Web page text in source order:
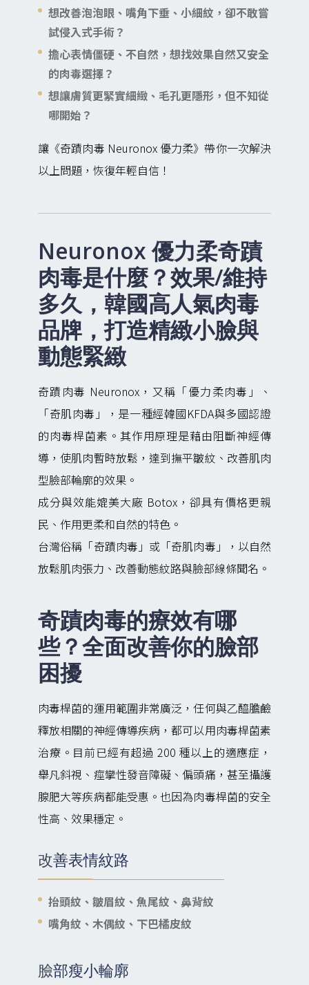
想改善泡泡眼、嘴角下垂、小細紋，卻不敢嘗
試侵入式手術？
擔心表情僵硬、不自然，想找效果自然又安全
的肉毒選擇？
想讓膚質更緊實細緻、毛孔更隱形，但不知從
哪開始？
讓《奇蹟肉毒 Neuronox 優力柔》帶你一次解決
以上問題，恢復年輕自信！
Neuronox 優力柔奇蹟
肉毒是什麼？效果/維持
多久，韓國高人氣肉毒
品牌，打造精緻小臉與
動態緊緻
奇蹟肉毒 Neuronox，又稱「優力柔肉毒」、
「奇肌肉毒」，是一種經韓國KFDA與多國認證
的肉毒桿菌素。其作用原理是藉由阻斷神經傳
導，使肌肉暫時放鬆，達到撫平皺紋、改善肌肉
型臉部輪廓的效果。
成分與效能媲美大廠 Botox，卻具有價格更親
民、作用更柔和自然的特色。
台灣俗稱「奇蹟肉毒」或「奇肌肉毒」，以自然
放鬆肌肉張力、改善動態紋路與臉部線條聞名。
奇蹟肉毒的療效有哪
些？全面改善你的臉部
困擾
肉毒桿菌的運用範圍非常廣泛，任何與乙醯膽鹼
釋放相關的神經傳導疾病，都可以用肉毒桿菌素
治療。目前已經有超過 200 種以上的適應症，
舉凡斜視、痙攣性發音障礙、偏頭痛，甚至攝護
腺肥大等疾病都能受惠。也因為肉毒桿菌的安全
性高、效果穩定。
改善表情紋路
抬頭紋、皺眉紋、魚尾紋、鼻背紋
嘴角紋、木偶紋、下巴橘皮紋
臉部瘦小輪廓